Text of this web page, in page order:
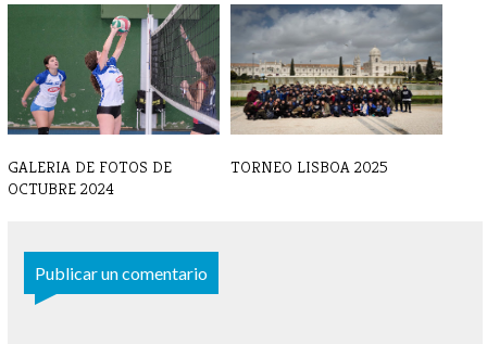
BALONMANO - Crónica y
resultado 7 d[...]
II CAMPUS BALONCESTO
SEMANA SANTA
GALERIA DE FOTOS DE
OCTUBRE 2024
TORNEO LISBOA 2025
Publicar un comentario